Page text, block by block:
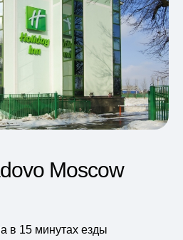
Moscow
в 15 минутах езды